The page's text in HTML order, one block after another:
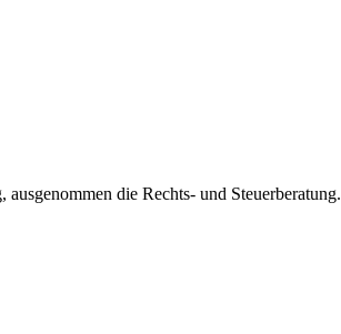
die Rechts- und Steuerberatung.